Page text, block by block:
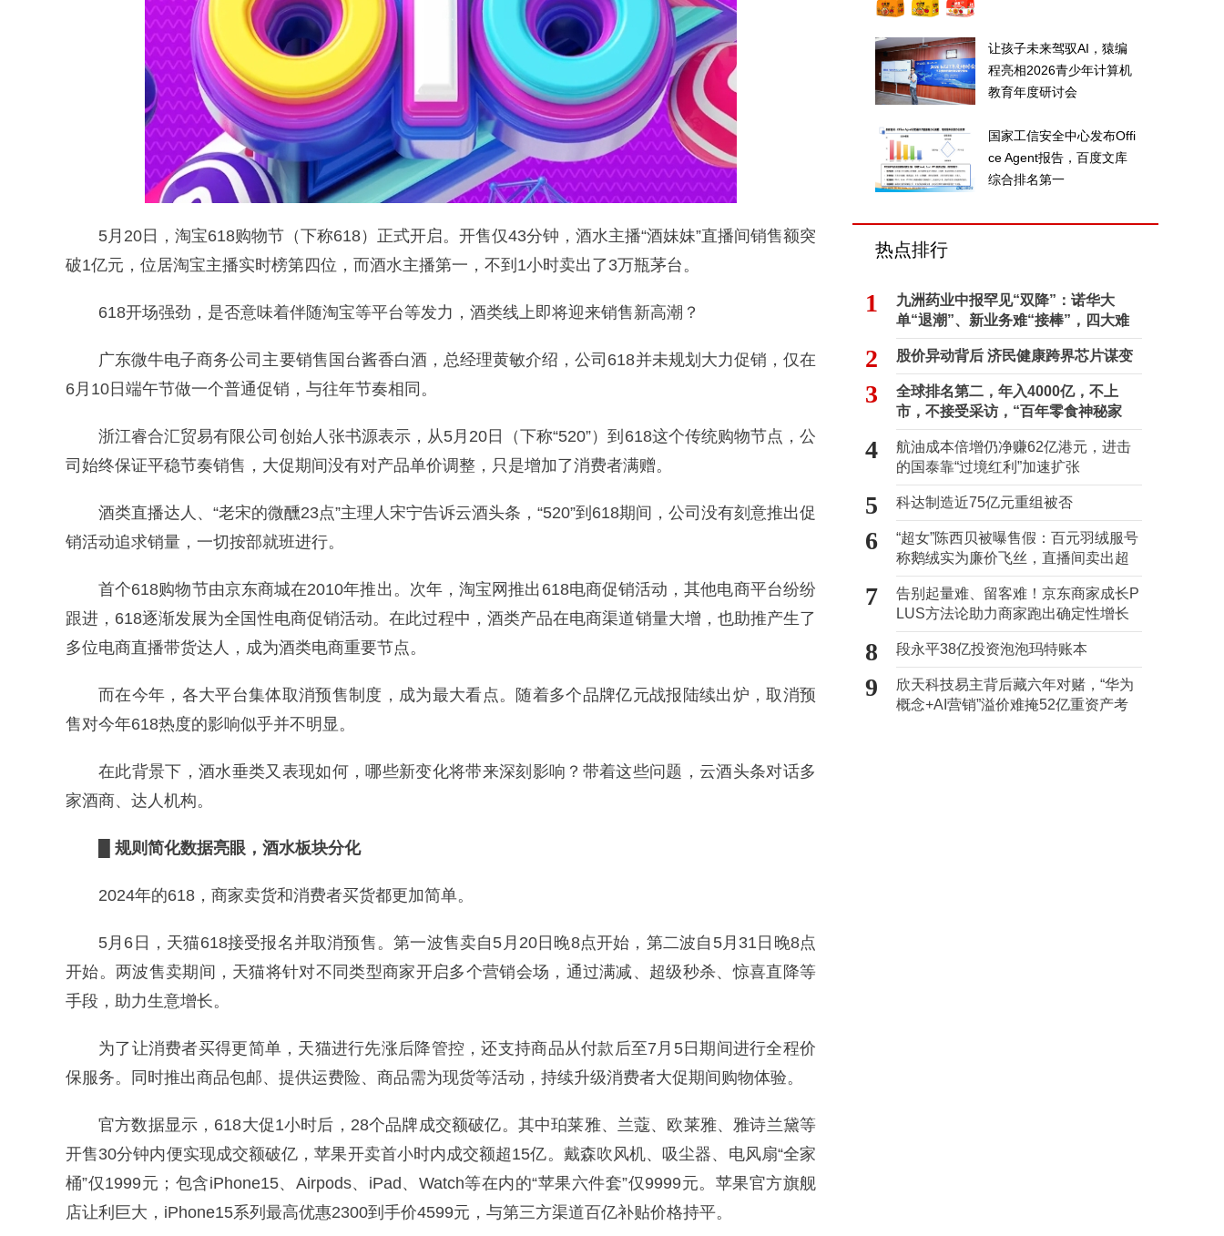
5月20日，淘宝618购物节（下称618）正式开启。开售仅43分钟，酒水主播“酒妹妹”直播间销售额突
破1亿元，位居淘宝主播实时榜第四位，而酒水主播第一，不到1小时卖出了3万瓶茅台。
618开场强劲，是否意味着伴随淘宝等平台等发力，酒类线上即将迎来销售新高潮？
广东微牛电子商务公司主要销售国台酱香白酒，总经理黄敏介绍，公司618并未规划大力促销，仅在
6月10日端午节做一个普通促销，与往年节奏相同。
浙江睿合汇贸易有限公司创始人张书源表示，从5月20日（下称“520”）到618这个传统购物节点，公
司始终保证平稳节奏销售，大促期间没有对产品单价调整，只是增加了消费者满赠。
酒类直播达人、“老宋的微醺23点”主理人宋宁告诉云酒头条，“520”到618期间，公司没有刻意推出促
销活动追求销量，一切按部就班进行。
首个618购物节由京东商城在2010年推出。次年，淘宝网推出618电商促销活动，其他电商平台纷纷
跟进，618逐渐发展为全国性电商促销活动。在此过程中，酒类产品在电商渠道销量大增，也助推产生了
多位电商直播带货达人，成为酒类电商重要节点。
而在今年，各大平台集体取消预售制度，成为最大看点。随着多个品牌亿元战报陆续出炉，取消预
售对今年618热度的影响似乎并不明显。
在此背景下，酒水垂类又表现如何，哪些新变化将带来深刻影响？带着这些问题，云酒头条对话多
家酒商、达人机构。
█ 规则简化数据亮眼，酒水板块分化
2024年的618，商家卖货和消费者买货都更加简单。
5月6日，天猫618接受报名并取消预售。第一波售卖自5月20日晚8点开始，第二波自5月31日晚8点
开始。两波售卖期间，天猫将针对不同类型商家开启多个营销会场，通过满减、超级秒杀、惊喜直降等
手段，助力生意增长。
为了让消费者买得更简单，天猫进行先涨后降管控，还支持商品从付款后至7月5日期间进行全程价
保服务。同时推出商品包邮、提供运费险、商品需为现货等活动，持续升级消费者大促期间购物体验。
官方数据显示，618大促1小时后，28个品牌成交额破亿。其中珀莱雅、兰蔻、欧莱雅、雅诗兰黛等
开售30分钟内便实现成交额破亿，苹果开卖首小时内成交额超15亿。戴森吹风机、吸尘器、电风扇“全家
桶”仅1999元；包含iPhone15、Airpods、iPad、Watch等在内的“苹果六件套”仅9999元。苹果官方旗舰
店让利巨大，iPhone15系列最高优惠2300到手价4599元，与第三方渠道百亿补贴价格持平。
让孩子未来驾驭AI，猿编
程亮相2026青少年计算机
教育年度研讨会
国家工信安全中心发布Offi
ce Agent报告，百度文库
综合排名第一
热点排行
1
九洲药业中报罕见“双降”：诺华大
单“退潮”、新业务难“接棒”，四大难
关待闯
2 股价异动背后 济民健康跨界芯片谋变
3
全球排名第二，年入4000亿，不上
市，不接受采访，“百年零食神秘家
族”浮出水面？
4
航油成本倍增仍净赚62亿港元，进击
的国泰靠“过境红利”加速扩张
5 科达制造近75亿元重组被否
6
“超女”陈西贝被曝售假：百元羽绒服号
称鹅绒实为廉价飞丝，直播间卖出超
百万元
7
告别起量难、留客难！京东商家成长P
LUS方法论助力商家跑出确定性增长
路径
8 段永平38亿投资泡泡玛特账本
9
欣天科技易主背后藏六年对赌，“华为
概念+AI营销”溢价难掩52亿重资产考